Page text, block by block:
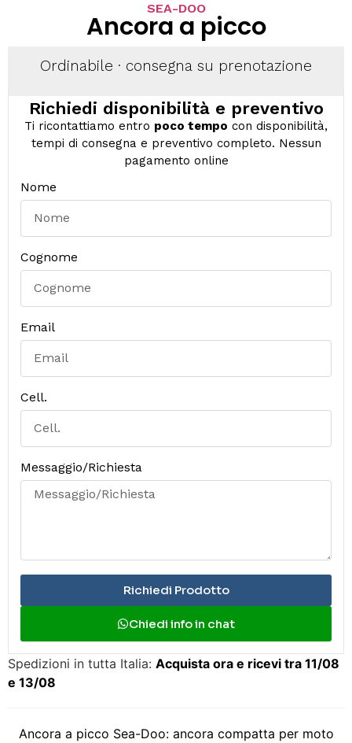
SEA-DOO
Ancora a picco
Ordinabile · consegna su prenotazione
Richiedi disponibilità e preventivo
Ti ricontattiamo entro poco tempo con disponibilità,
tempi di consegna e preventivo completo. Nessun
pagamento online
Nome
Cognome
Email
Cell.
Messaggio/Richiesta
Richiedi Prodotto
Chiedi info in chat
Spedizioni in tutta Italia: Acquista ora e ricevi tra 11/08
e 13/08
Ancora a picco Sea-Doo: ancora compatta per moto